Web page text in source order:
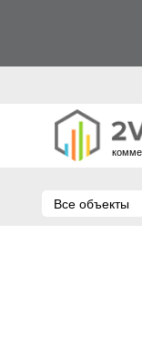
Все объекты